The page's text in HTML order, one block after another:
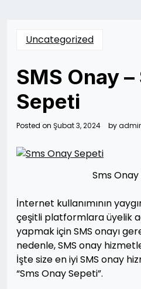
Uncategorized
SMS Onay
Sepeti
Posted on Şubat 3, 2024 by
Sms
İnternet kullanımının
çeşitli platformlara üyelik
yapmak için SMS onayı
nedenle, SMS onay
İşte size en iyi SMS onay
“Sms Onay Sepeti”.